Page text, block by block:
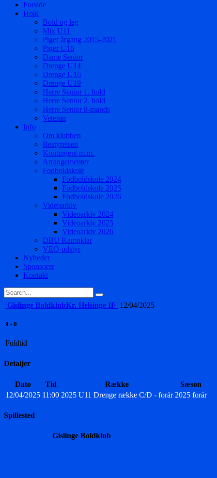
Forside
Hold
Bold og leg
Mix U11
Piger årgang 2015-2021
Piger U16
Dame Senior
Drenge U14
Drenge U16
Drenge U19
Herre Senior 1. hold
Herre Senior 2. hold
Herre Senior 8-mands
Veteran
Info
Om klubben
Bestyrelsen
Kontingent m.m.
Arrangementer
Fodboldskole
Fodboldskole 2024
Fodboldskole 2025
Fodboldskole 2026
Videoarkiv
Videoarkiv 2024
Videoarkiv 2025
Videoarkiv 2026
DBU Kampklar
VEO-udstyr
Nyheder
Sponsorer
Kontakt
Gislinge BoldklubKr. Helsinge IF 12/04/2025
9 - 0
Fuldtid
Detaljer
Dato Tid Række
Sæson
12/04/2025 11:00 2025 U11 Drenge række C/D - forår 2025 forår
Spillested
Gislinge Boldklub